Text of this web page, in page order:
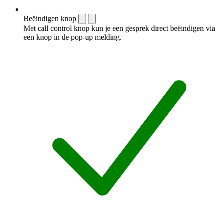
Beëindigen knop
Met call control knop kun je een gesprek direct beëindigen via
een knop in de pop-up melding.